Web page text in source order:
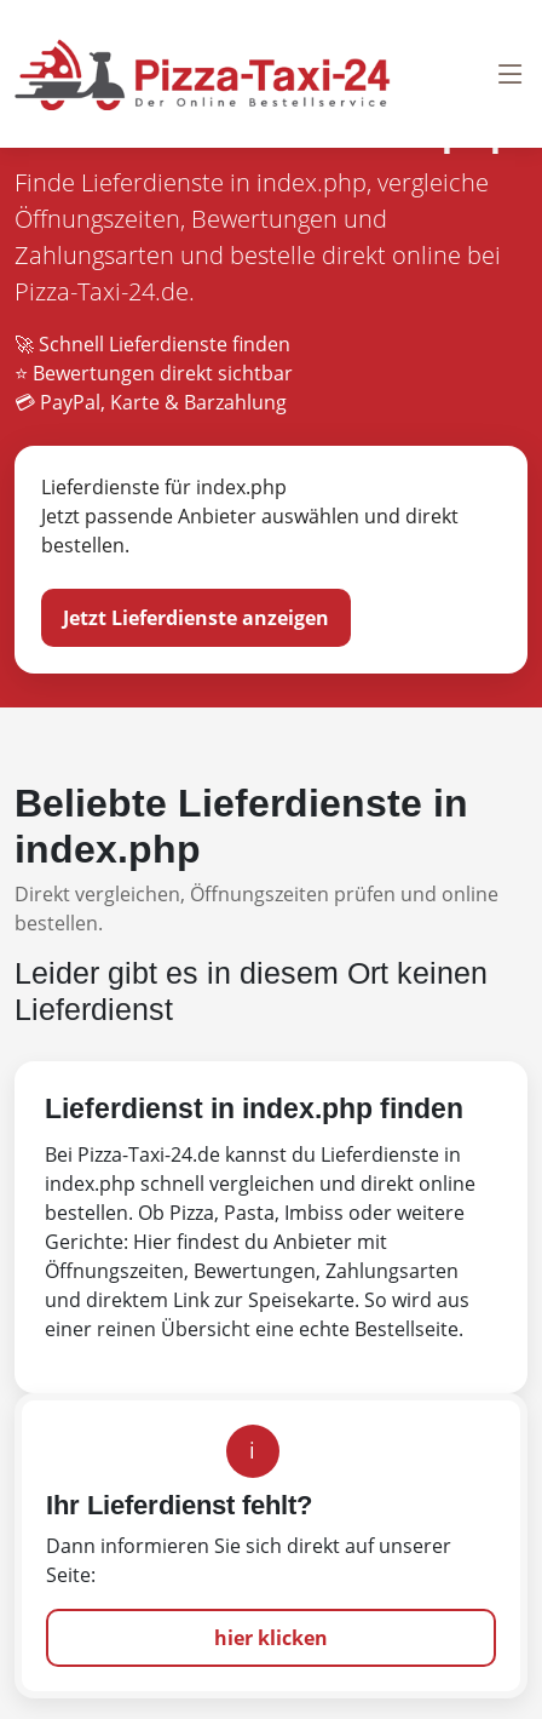
Finde Lieferdienste in index.php, vergleiche
Öffnungszeiten, Bewertungen und
Zahlungsarten und bestelle direkt online bei
Pizza-Taxi-24.de.
🚀 Schnell Lieferdienste finden
⭐ Bewertungen direkt sichtbar
💳 PayPal, Karte & Barzahlung
Lieferdienste für index.php
Jetzt passende Anbieter auswählen und direkt
bestellen.
Jetzt Lieferdienste anzeigen
Beliebte Lieferdienste in
index.php
Direkt vergleichen, Öffnungszeiten prüfen und online
bestellen.
Leider gibt es in diesem Ort keinen
Lieferdienst
Lieferdienst in index.php finden
Bei Pizza-Taxi-24.de kannst du Lieferdienste in
index.php schnell vergleichen und direkt online
bestellen. Ob Pizza, Pasta, Imbiss oder weitere
Gerichte: Hier findest du Anbieter mit
Öffnungszeiten, Bewertungen, Zahlungsarten
und direktem Link zur Speisekarte. So wird aus
einer reinen Übersicht eine echte Bestellseite.
i
Ihr Lieferdienst fehlt?
Dann informieren Sie sich direkt auf unserer
Seite:
hier klicken